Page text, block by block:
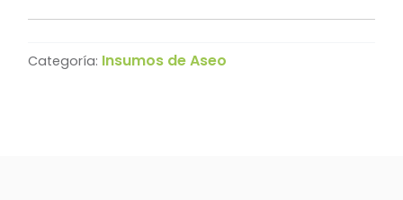
Categoría: Insumos de Aseo